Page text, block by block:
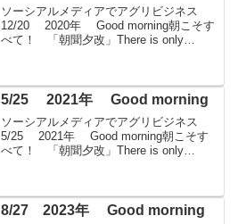
ソーシアルメディアでアグリビジネス
12/20 2020年 Good morning朝こそす
べて！ 「朝聞夕改」There is only
5/25 2021年 Good morning
ソーシアルメディアでアグリビジネス
5/25 2021年 Good morning朝こそす
べて！ 「朝聞夕改」There is only
8/27 2023年 Good morning